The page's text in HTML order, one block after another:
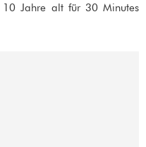
Jahre alt für 30 Minutes